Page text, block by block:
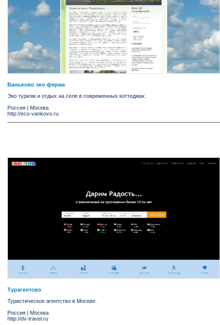
Ваньково эко ферма
Эко туризм и отдых на селе в современных коттеджах.
Россия
Москва
http://eco-vankovo.ru
Турагентсво
Туристическое агентство в Москве.
Россия
Москва
http://dv-travel.ru